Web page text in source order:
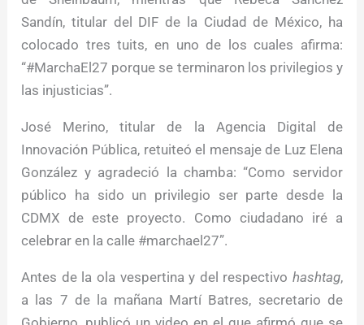
Sandín, titular del DIF de la Ciudad de México, ha
colocado tres tuits, en uno de los cuales afirma:
“#MarchaEl27 porque se terminaron los privilegios y
las injusticias”.
José Merino, titular de la Agencia Digital de
Innovación Pública, retuiteó el mensaje de Luz Elena
González y agradeció la chamba: “Como servidor
público ha sido un privilegio ser parte desde la
CDMX de este proyecto. Como ciudadano iré a
celebrar en la calle #marchael27”.
Antes de la ola vespertina y del respectivo hashtag,
a las 7 de la mañana Martí Batres, secretario de